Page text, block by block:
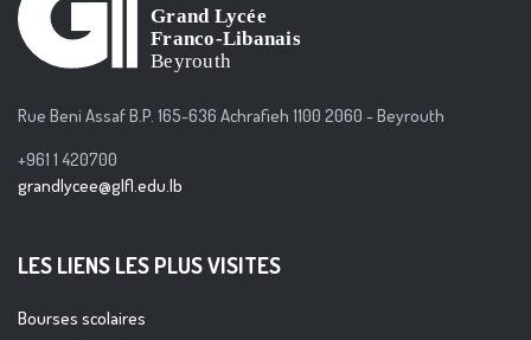
Rue Beni Assaf B.P. 165-636 Achrafieh 1100 2060 - Beyrouth
+961 1 420700
grandlycee@glfl.edu.lb
LES LIENS LES PLUS VISITES
Bourses scolaires